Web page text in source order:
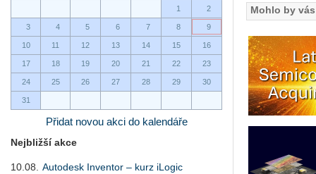
1
2
3 4 5 6 7 8 9
10 11 12 13 14 15 16
17 18 19 20 21 22 23
24 25 26 27 28 29 30
31
Přidat novou akci do kalendáře
Nejbližší akce
10.08.
Autodesk Inventor – kurz iLogic
Mohlo by